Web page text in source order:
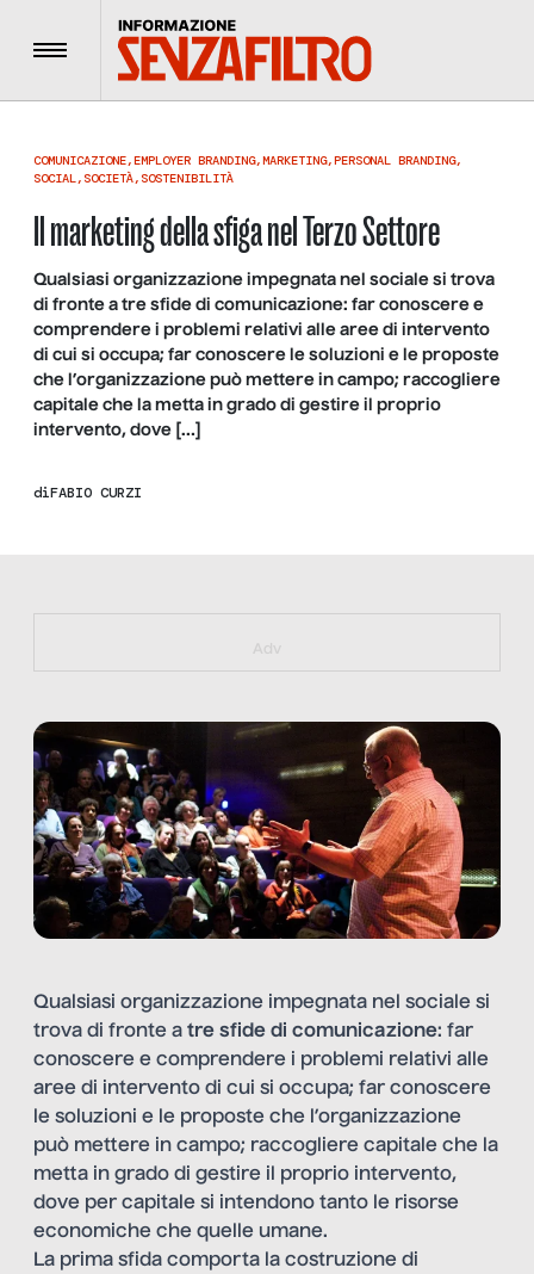
Menu
COMUNICAZIONE,EMPLOYER BRANDING,MARKETING,PERSONAL BRANDING,
SOCIAL, SOCIETÀ, SOSTENIBILITÀ
Il marketing della sfiga nel Terzo Settore
Qualsiasi organizzazione impegnata nel sociale si trova
di fronte a tre sfide di comunicazione: far conoscere e
comprendere i problemi relativi alle aree di intervento
di cui si occupa; far conoscere le soluzioni e le proposte
che l’organizzazione può mettere in campo; raccogliere
capitale che la metta in grado di gestire il proprio
intervento, dove […]
diFABIO CURZI
https://bit.ly/muster_aggiornamento
Adv
Qualsiasi organizzazione impegnata nel sociale si
trova di fronte a tre sfide di comunicazione: far
conoscere e comprendere i problemi relativi alle
aree di intervento di cui si occupa; far conoscere
le soluzioni e le proposte che l’organizzazione
può mettere in campo; raccogliere capitale che la
metta in grado di gestire il proprio intervento,
dove per capitale si intendono tanto le risorse
economiche che quelle umane.
La prima sfida comporta la costruzione di